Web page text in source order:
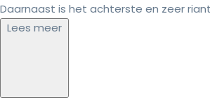
Daarnaast is het achterste en zeer
Lees meer